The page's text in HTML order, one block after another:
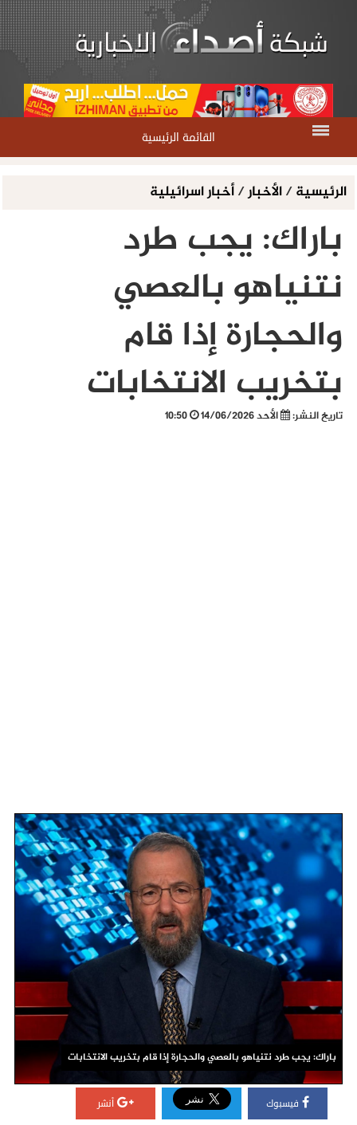
القائمة الرئيسية
الرئيسية/الأخبار/أخبار اسرائيلية
باراك: يجب طرد
نتنياهو بالعصي
والحجارة إذا قام
بتخريب الانتخابات
تاريخ النشر: الأحد 14/06/2026
باراك: يجب طرد نتنياهو بالعصي والحجارة إذا قام بتخريب الانتخابات
فيسبوك أنشر